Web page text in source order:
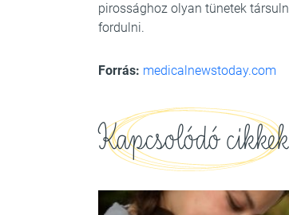
pirossághoz olyan tünetek
fordulni.
Forrás: medicalnewstoday.com
Kapcsolódó cikkek